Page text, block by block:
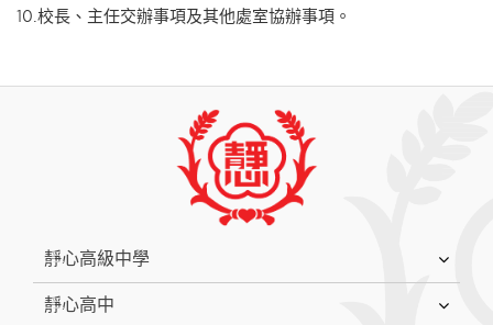
10.校長、主任交辦事項及其他處室協辦事項。
靜心高級中學
靜心高中